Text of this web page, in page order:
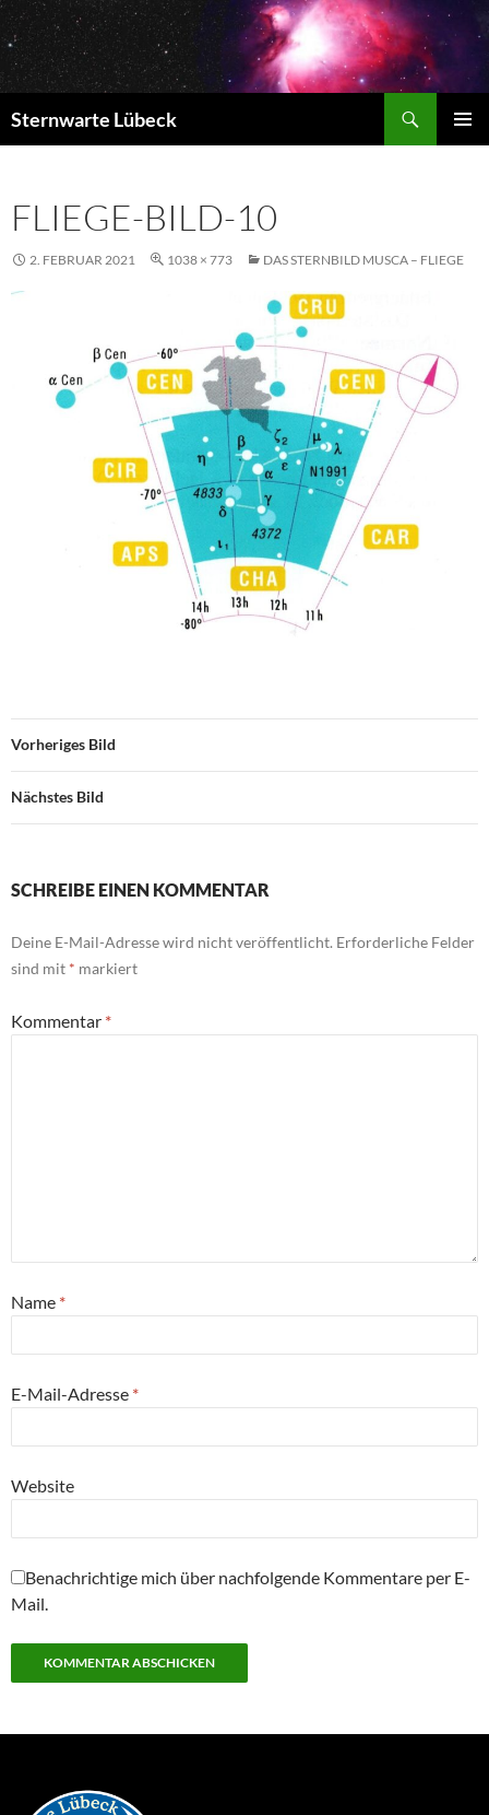
Zum
Inhalt
springen
Sternwarte Lübeck
FLIEGE-BILD-10
2. FEBRUAR 2021 1038 × 773 DAS STERNBILD MUSCA – FLIEGE
Vorheriges Bild
Nächstes Bild
SCHREIBE EINEN KOMMENTAR
Deine E-Mail-Adresse wird nicht veröffentlicht. Erforderliche Felder
sind mit * markiert
Kommentar *
Name *
E-Mail-Adresse *
Website
Benachrichtige mich über nachfolgende Kommentare per E-
Mail.